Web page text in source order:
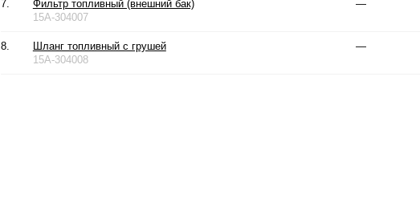
7.
Фильтр топливный (внешний бак)
15A-304007
—
8.
Шланг топливный с грушей
15A-304008
—